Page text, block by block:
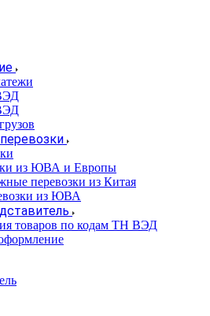
из ЮВА и Европы
перевозки из Китая
из ЮВА
товаров по кодам ТН ВЭД